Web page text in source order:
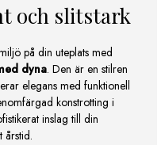
och slitstark
på din uteplats med
dyna. Den är en stilren
elegans med funktionell
konstrotting i
inslag till din
årstid.